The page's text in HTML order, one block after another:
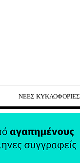
ΝΕΕΣ ΚΥΚΛΟΦΟΡΙΕΣ